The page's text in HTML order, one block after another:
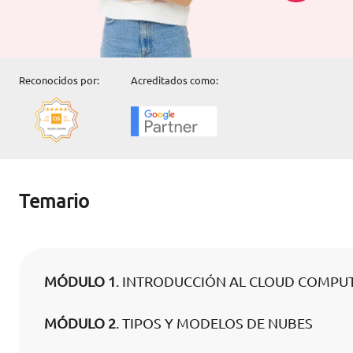
Reconocidos por: Acreditados como:
Temario
MÓDULO 1. INTRODUCCIÓN AL CLOUD
MÓDULO 2. TIPOS Y MODELOS DE NUBES